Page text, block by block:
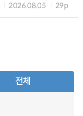
2026.08.05 29p
전체